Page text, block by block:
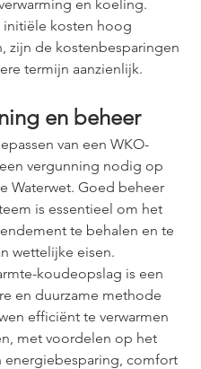
en koeling.
initiële kosten hoog
zijn de kostenbesparingen
termijn aanzienlijk.
en beheer
van een WKO-
vergunning nodig op
Waterwet. Goed beheer
is essentieel om het
te behalen en te
wettelijke eisen.
koudeopslag is een
en duurzame methode
efficiënt te verwarmen
met voordelen op het
energiebesparing, comfort